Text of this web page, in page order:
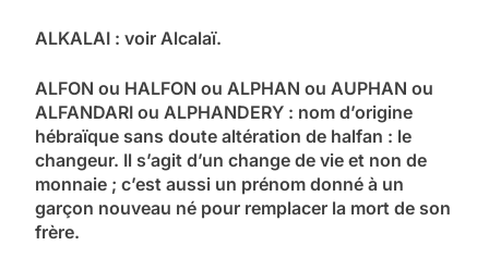
ALKALAI : voir Alcalaï.
ALFON ou HALFON ou ALPHAN ou AUPHAN ou
ALFANDARI ou ALPHANDERY : nom d’origine
hébraïque sans doute altération de halfan : le
changeur. Il s’agit d’un change de vie et non de
monnaie ; c’est aussi un prénom donné à un
garçon nouveau né pour remplacer la mort de son
frère.